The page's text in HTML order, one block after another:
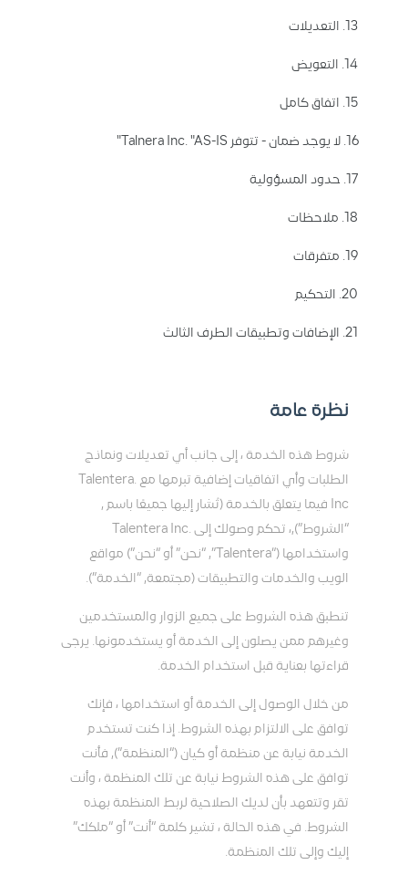
13. التعديلات
14. التعويض
15. اتفاق كامل
16. لا يوجد ضمان - تتوفر Talnera Inc. "AS-IS"
17. حدود المسؤولية
18. ملاحظات
19. متفرقات
20. التحكيم
21. الإضافات وتطبيقات الطرف الثالث
نظرة عامة
شروط هذه الخدمة ، إلى جانب أي تعديلات ونماذج
الطلبات وأي اتفاقيات إضافية تبرمها مع .Talentera
Inc فيما يتعلق بالخدمة (تُشار إليها جميعًا باسم ,
“الشروط”),، تحكم وصولك إلى .Talentera Inc
واستخدامها (“Talentera”, “نحن” أو “نحن”) مواقع
الويب والخدمات والتطبيقات (مجتمعة, “الخدمة”).
تنطبق هذه الشروط على جميع الزوار والمستخدمين
وغيرهم ممن يصلون إلى الخدمة أو يستخدمونها. يرجى
قراءتها بعناية قبل استخدام الخدمة.
من خلال الوصول إلى الخدمة أو استخدامها ، فإنك
توافق على الالتزام بهذه الشروط. إذا كنت تستخدم
الخدمة نيابة عن منظمة أو كيان (“المنظمة”), فأنت
توافق على هذه الشروط نيابة عن تلك المنظمة ، وأنت
تقر وتتعهد بأن لديك الصلاحية لربط المنظمة بهذه
الشروط. في هذه الحالة ، تشير كلمة “أنت” أو “ملكك”
إليك وإلى تلك المنظمة.